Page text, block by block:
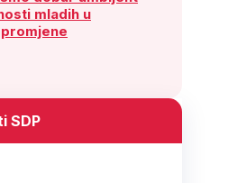
mladih u
SDP